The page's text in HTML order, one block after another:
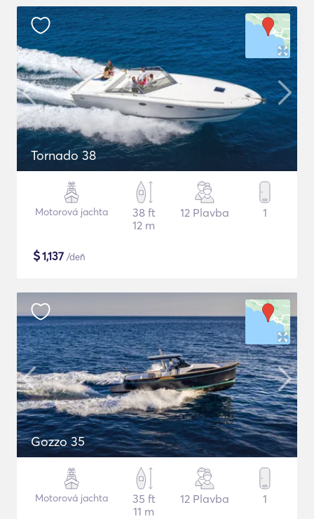
Tornado 38
Motorová jachta
38 ft
12 m
12 Plavba 1
$1,137 /deň
Gozzo 35
Motorová jachta
35 ft
11 m
12 Plavba 1